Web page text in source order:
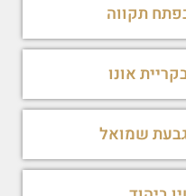
תקווה
אונו
שמואל